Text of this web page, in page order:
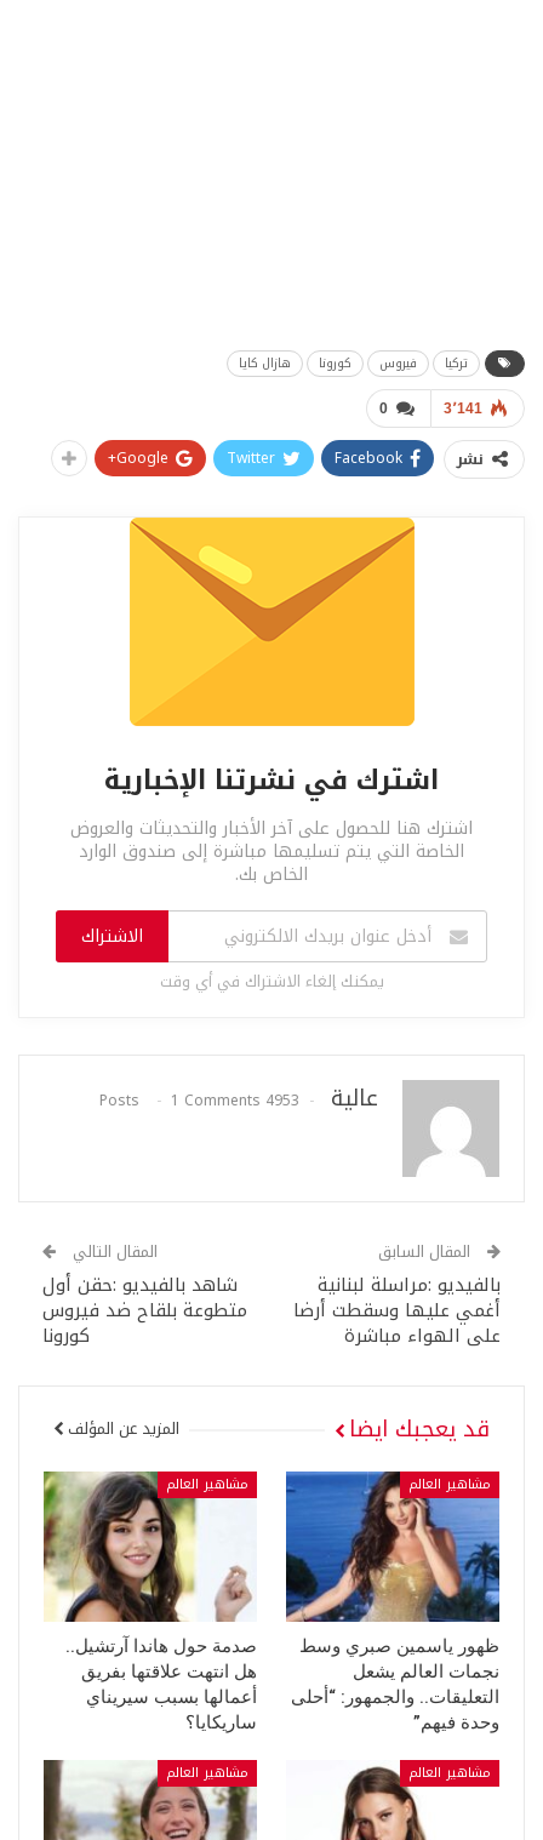
تركيا فيروس كورونا هازال كايا
0 3٬141
نشر Facebook
Twitter
Google+
اشترك في نشرتنا الإخبارية
اشترك هنا للحصول على آخر الأخبار والتحديثات والعروض
الخاصة التي يتم تسليمها مباشرة إلى صندوق الوارد
الخاص بك.
الاشتراك
يمكنك إلغاء الاشتراك في أي وقت
عالية 4953 Posts
1 Comments
المقال السابق
بالفيديو :مراسلة لبنانية
أغمي عليها وسقطت أرضا
على الهواء مباشرة
المقال التالي
شاهد بالفيديو :حقن أول
متطوعة بلقاح ضد فيروس
كورونا
قد يعجبك ايضا المزيد عن المؤلف
مشاهير العالم
ظهور ياسمين صبري وسط
نجمات العالم يشعل
التعليقات.. والجمهور: “أحلى
وحدة فيهم”
مشاهير العالم
صدمة حول هاندا آرتشيل..
هل انتهت علاقتها بفريق
أعمالها بسبب سيريناي
ساريكايا؟
مشاهير العالم مشاهير العالم